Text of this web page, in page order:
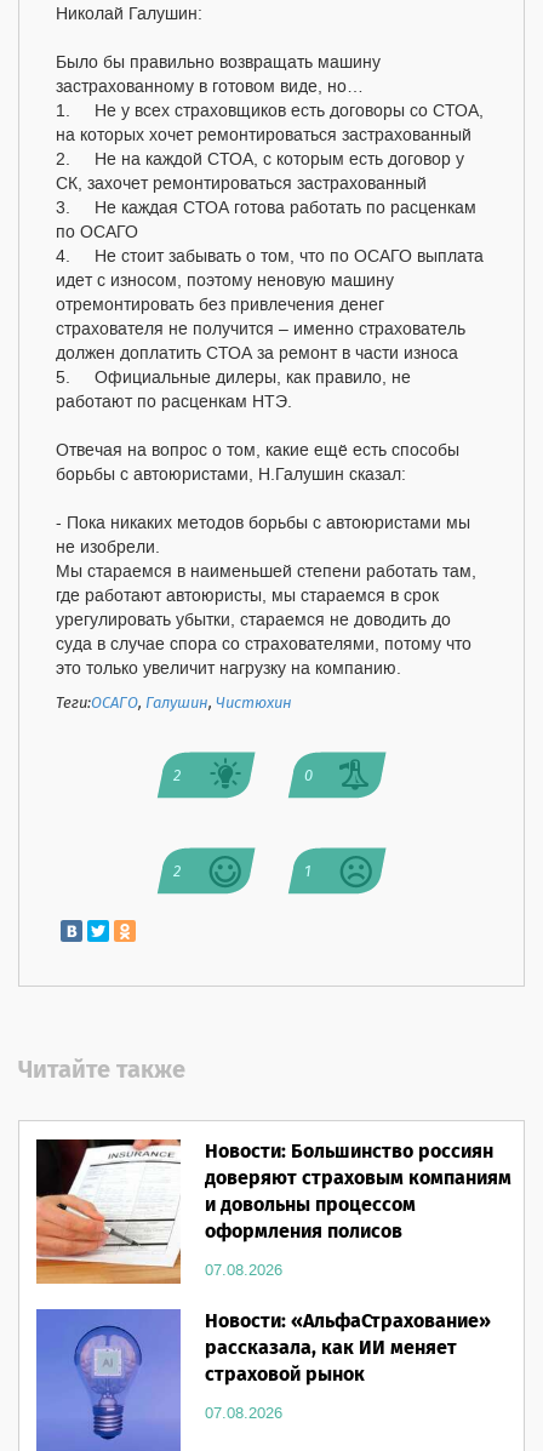
Николай Галушин:
Было бы правильно возвращать машину
застрахованному в готовом виде, но…
1. Не у всех страховщиков есть договоры со СТОА,
на которых хочет ремонтироваться застрахованный
2. Не на каждой СТОА, с которым есть договор у
СК, захочет ремонтироваться застрахованный
3. Не каждая СТОА готова работать по расценкам
по ОСАГО
4. Не стоит забывать о том, что по ОСАГО выплата
идет с износом, поэтому неновую машину
отремонтировать без привлечения денег
страхователя не получится – именно страхователь
должен доплатить СТОА за ремонт в части износа
5. Официальные дилеры, как правило, не
работают по расценкам НТЭ.
Отвечая на вопрос о том, какие ещё есть способы
борьбы с автоюристами, Н.Галушин сказал:
- Пока никаких методов борьбы с автоюристами мы
не изобрели.
Мы стараемся в наименьшей степени работать там,
где работают автоюристы, мы стараемся в срок
урегулировать убытки, стараемся не доводить до
суда в случае спора со страхователями, потому что
это только увеличит нагрузку на компанию.
Теги:ОСАГО, Галушин,Чистюхин
2 0
2 1
Читайте также
Новости: Большинство россиян
доверяют страховым компаниям
и довольны процессом
оформления полисов
07.08.2026
Новости: «АльфаСтрахование»
рассказала, как ИИ меняет
страховой рынок
07.08.2026